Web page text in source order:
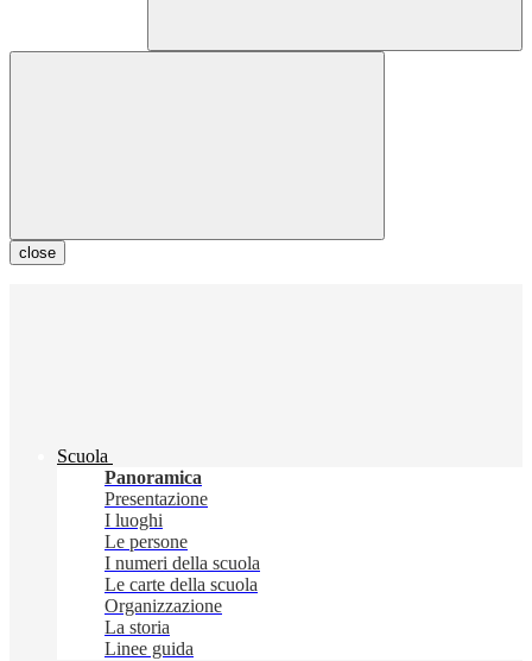
close
Scuola
Panoramica
Presentazione
I luoghi
Le persone
I numeri della scuola
Le carte della scuola
Organizzazione
La storia
Linee guida